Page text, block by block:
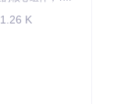
1.26 K